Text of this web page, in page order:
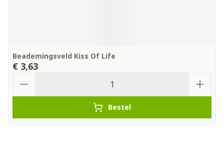
Beademingsveld Kiss Of Life
€ 3,63
Bestel